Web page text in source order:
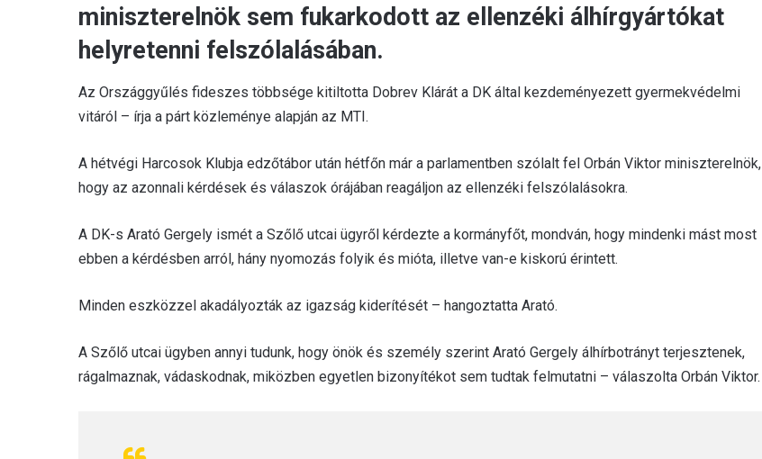
miniszterelnök sem fukarkodott az ellenzéki álhírgyártókat
helyretenni felszólalásában.
Az Országgyűlés fideszes többsége kitiltotta Dobrev Klárát a DK által kezdeményezett gyermekvédelmi
vitáról – írja a párt közleménye alapján az MTI.
A hétvégi Harcosok Klubja edzőtábor után hétfőn már a parlamentben szólalt fel Orbán Viktor miniszterelnök,
hogy az azonnali kérdések és válaszok órájában reagáljon az ellenzéki felszólalásokra.
A DK-s Arató Gergely ismét a Szőlő utcai ügyről kérdezte a kormányfőt, mondván, hogy mindenki mást most
ebben a kérdésben arról, hány nyomozás folyik és mióta, illetve van-e kiskorú érintett.
Minden eszközzel akadályozták az igazság kiderítését – hangoztatta Arató.
A Szőlő utcai ügyben annyi tudunk, hogy önök és személy szerint Arató Gergely álhírbotrányt terjesztenek,
rágalmaznak, vádaskodnak, miközben egyetlen bizonyítékot sem tudtak felmutatni – válaszolta Orbán Viktor.